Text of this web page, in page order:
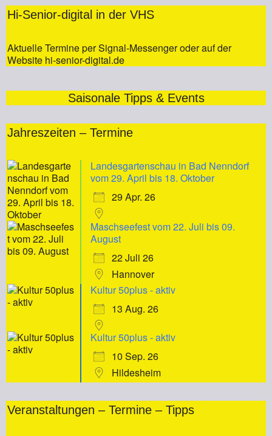
Hi-Senior-digital in der VHS
Aktuelle Termine per Signal-Messenger oder auf der
Website hi-senior-digital.de
Saisonale Tipps & Events
Jahreszeiten – Termine
Landesgartenschau in Bad Nenndorf
vom 29. April bis 18. Oktober
29 Apr. 26
Maschseefest vom 22. Juli bis 09.
August
22 Juli 26
Hannover
Kultur 50plus - aktiv
13 Aug. 26
Kultur 50plus - aktiv
10 Sep. 26
Hildesheim
Veranstaltungen – Termine – Tipps